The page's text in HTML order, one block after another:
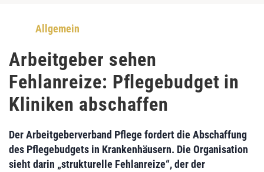
Allgemein
Arbeitgeber sehen
Fehlanreize: Pflegebudget in
Kliniken abschaffen
Der Arbeitgeberverband Pflege fordert die Abschaffung
des Pflegebudgets in Krankenhäusern. Die Organisation
sieht darin „strukturelle Fehlanreize“, der der